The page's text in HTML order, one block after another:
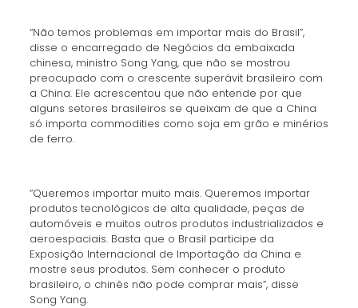
“Não temos problemas em importar mais do Brasil”,
disse o encarregado de Negócios da embaixada
chinesa, ministro Song Yang, que não se mostrou
preocupado com o crescente superávit brasileiro com
a China. Ele acrescentou que não entende por que
alguns setores brasileiros se queixam de que a China
só importa commodities como soja em grão e minérios
de ferro.
“Queremos importar muito mais. Queremos importar
produtos tecnológicos de alta qualidade, peças de
automóveis e muitos outros produtos industrializados e
aeroespaciais. Basta que o Brasil participe da
Exposição Internacional de Importação da China e
mostre seus produtos. Sem conhecer o produto
brasileiro, o chinês não pode comprar mais”, disse
Song Yang.